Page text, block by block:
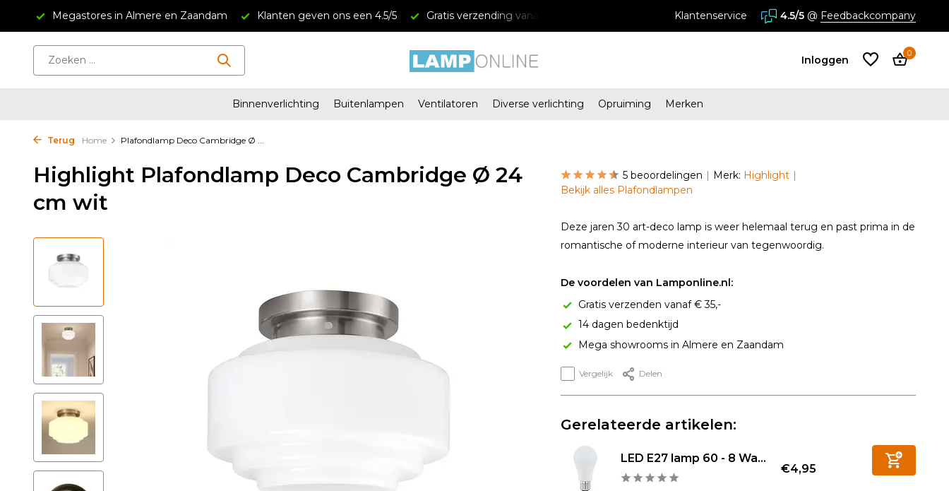
Klanten geven ons een 4.5/5 Gratis verzending vanaf € 34,95 Megastores in Almere en Zaandam Klantenservice 4.5/5 @ Feedbackcompany
Inloggen
Account
0
Binnenverlichting Buitenlampen Ventilatoren Diverse verlichting Opruiming Merken
Terug Home Plafondlamp Deco Cambridge Ø ...
Highlight Plafondlamp Deco Cambridge Ø 24
cm wit
5 beoordelingen Merk: Highlight
Bekijk alles Plafondlampen
Deze jaren 30 art-deco lamp is weer helemaal terug en past prima in de
romantische of moderne interieur van tegenwoordig.
De voordelen van Lamponline.nl:
Gratis verzenden vanaf € 35,-
14 dagen bedenktijd
Mega showrooms in Almere en Zaandam
Vergelijk Delen
Gerelateerde artikelen:
LED E27 lamp 60 - 8 Wa...
€4,95